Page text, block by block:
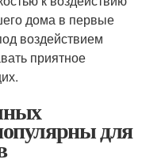
дома в первые
воздействием
приятное
для